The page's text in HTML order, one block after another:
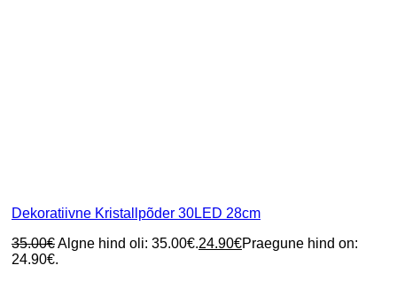
Dekoratiivne Kristallpõder 30LED 28cm
35.00€Algne hind oli: 35.00€.24.90€Praegune hind on:
24.90€.